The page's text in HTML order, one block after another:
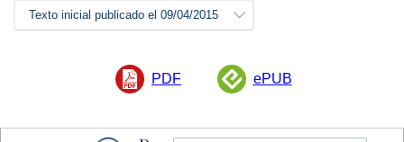
Texto inicial publicado el 09/04/2015
PDF ePUB